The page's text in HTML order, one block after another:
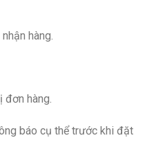
hàng.
đơn hàng.
báo cụ thể trước khi đặt